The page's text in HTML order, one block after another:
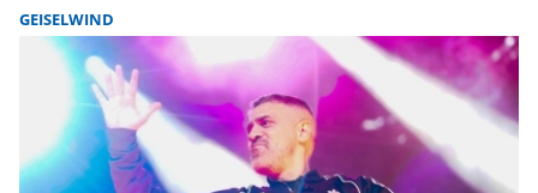
GEISELWIND